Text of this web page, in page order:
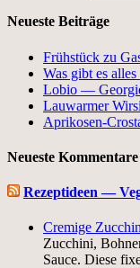
Neueste Beiträge
Frühstück zu
Was gibt es alles
Lobio —
Lauwarmer
Aprikosen-
Neueste Kommentare
Rezeptideen —
Cremige
Zucchini,
Sauce. Diese